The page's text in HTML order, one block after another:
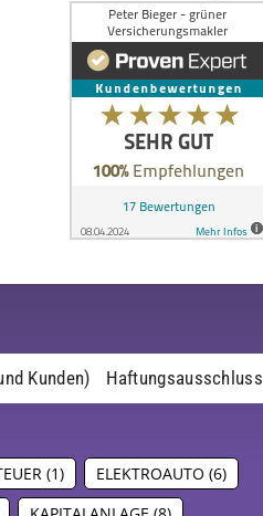
Kunden) Haftungsausschluss
(1) ELEKTROAUTO (6)